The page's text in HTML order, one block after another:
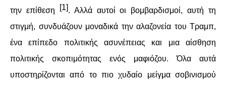
ΕΙΔΉΣΕΙΣ
ΑΝΑΚΟΙΝΏΣΕΙΣ
ΑΝΑΛΎΣΕΙΣ
την επίθεση
[1]. Αλλά αυτοί οι βομβαρδισμοί, αυτή τη
στιγμή, συνδυάζουν μοναδικά την αλαζονεία του Τραμπ,
ένα επίπεδο πολιτικής ασυνέπειας και μια αίσθηση
πολιτικής σκοπιμότητας ενός μαφιόζου. Όλα αυτά
υποστηρίζονται από το πιο χυδαίο μείγμα σοβινισμού